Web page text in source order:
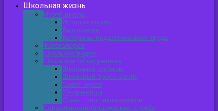
Школьная жизнь
Музей школы
История школы
Выпускники
Ветераны педагогического труда
Фотогалерея
Школьное видео
Школьные объединения
Школьные проекты
Школьный пресс-центр
Совет музея
Юнармейцы
Совет старшеклассников
Социально-педагогическая служба